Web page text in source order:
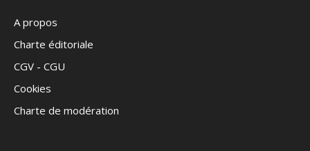
A propos
Charte éditoriale
CGV - CGU
Cookies
Charte de modération